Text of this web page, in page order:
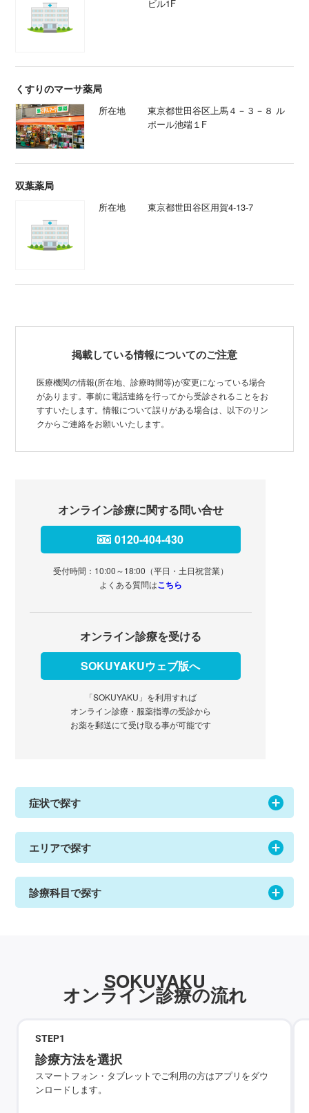
ビル1F
くすりのマーサ薬局
所在地
東京都世田谷区上馬４－３－８ ル
ポール池端１F
双葉薬局
所在地 東京都世田谷区用賀4-13-7
掲載している情報についてのご注意
医療機関の情報(所在地、診療時間等)が変更になっている場合
があります。事前に電話連絡を行ってから受診されることをお
すすいたします。情報について誤りがある場合は、以下のリン
クからご連絡をお願いいたします。
オンライン診療に関する問い合せ
0120-404-430
受付時間：10:00～18:00（平日・土日祝営業）
よくある質問はこちら
オンライン診療を受ける
SOKUYAKUウェブ版へ
「SOKUYAKU」を利用すれば
オンライン診療・服薬指導の受診から
お薬を郵送にて受け取る事が可能です
症状で探す
エリアで探す
診療科目で探す
SOKUYAKU
オンライン診療の流れ
STEP1
診療方法を選択
スマートフォン・タブレットでご利用の方はアプリをダウ
ンロードします。